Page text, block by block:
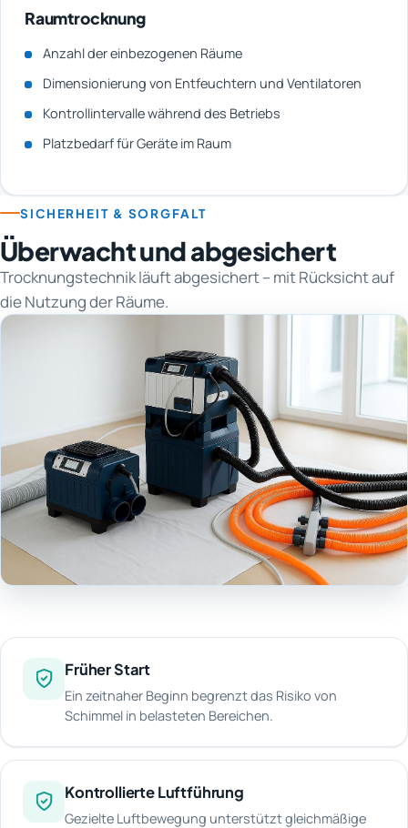
Raumtrocknung
Anzahl der einbezogenen Räume
Dimensionierung von Entfeuchtern und Ventilatoren
Kontrollintervalle während des Betriebs
Platzbedarf für Geräte im Raum
SICHERHEIT & SORGFALT
Überwacht und abgesichert
Trocknungstechnik läuft abgesichert – mit Rücksicht auf
die Nutzung der Räume.
Früher Start
Ein zeitnaher Beginn begrenzt das Risiko von
Schimmel in belasteten Bereichen.
Kontrollierte Luftführung
Gezielte Luftbewegung unterstützt gleichmäßige